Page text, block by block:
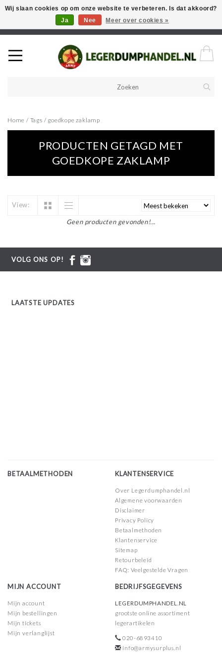
Welkom in onze webshop! Als u een product zoekt en deze niet kan
vinden in de webwinkel, neem vooral contact op!
Home / Tags / goedkope zaklamp
PRODUCTEN GETAGD MET
GOEDKOPE ZAKLAMP
View:
Geen producten gevonden!...
VOLG ONS OP!
LAATSTE UPDATES
BETAALMETHODEN KLANTENSERVICE
Over Legerdumphandel.nl
Algemene voorwaarden
Disclaimer
Privacy Policy
Betaalmethoden
Klantenservice
Sitemap
Retourbeleid
FAQ: Veelgestelde Vragen
MIJN ACCOUNT
Mijn account
Mijn bestellingen
Mijn tickets
Mijn verlanglijst
BEDRIJFSGEGEVENS
LEGERDUMPHANDEL.NL
grootste online assortiment
legerartikelen
020-6893410
info@armysurplus.nl
Wij slaan cookies op om onze website te verbeteren. Is dat akkoord?
Ja
Nee Meer over cookies »